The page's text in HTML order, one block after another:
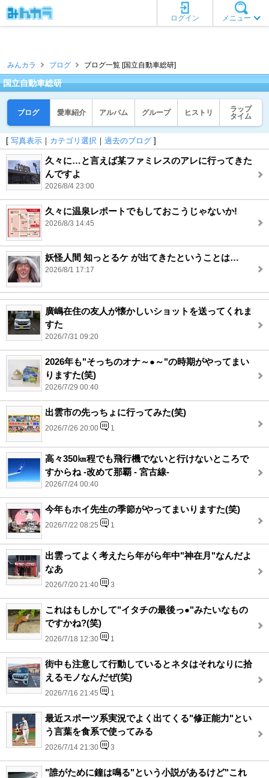
メニュー
ログイン
みんカラ ブログ ブログ一覧 [国立自動車総研]
国立自動車総研
ブログ 愛車紹介 アルバム グループ ヒストリ
ラップ
タイム
[ 写真表示 ｜ カテゴリ選択 ｜ 過去のブログ ]
久々に…と言えば某ファミレスのアレに行ってきた
んですよ
2026/8/4 23:00
久々に温泉レポートでもしておこうじゃないか!
2026/8/3 14:45
妖怪人間 知っとるケ が出てきたということは…
2026/8/1 17:17
廣嶋在住の友人が懐かしいショットを送ってくれま
すた
2026/7/31 09:20
2026年も"そっちのオナ～●～"の時期がやってまい
りますた(笑)
2026/7/29 00:40
出雲市の先っちょに行ってみた(笑)
2026/7/26 20:00 1
高々350㎞程でも飛行機でないと行けないところで
すからね -改めて那覇 - 宮古線-
2026/7/24 00:40
今年もホイ先生の季節がやってまいりますた(笑)
2026/7/22 08:25 1
出雲ってよく考えたら年がら年中"神在月"なんだよ
なあ
2026/7/20 21:40 3
これはもしかして"イタチの最後っ●"みたいなもの
ですかね?(笑)
2026/7/18 12:30 1
街中も注意して行動しているとネタはそれなりに拾
えるモノなんだぜ(笑)
2026/7/16 21:45 1
最近スポーツ系実況でよく出てくる"修正能力"とい
う言葉を食系で使ってみる
2026/7/14 21:30 3
"誰がために鐘は鳴る"という小説があるけど"これ